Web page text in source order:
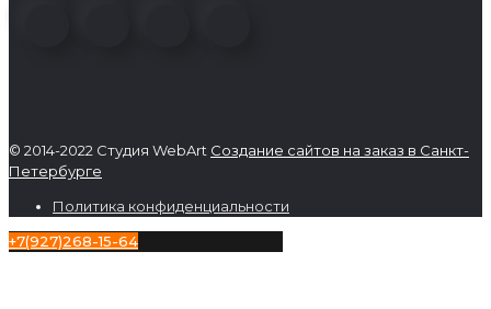
© 2014-2022 Студия WebArt Создание сайтов на заказ в Санкт-
Петербурге
Политика конфиденциальности
+7(927)268-15-64